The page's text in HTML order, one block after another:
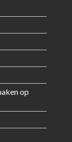
op